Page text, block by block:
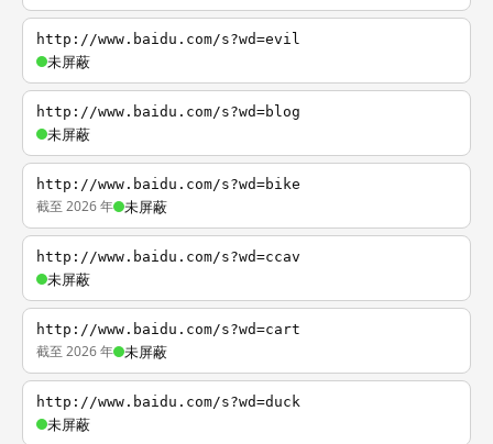
http://www.baidu.com/s?wd=evil
未屏蔽
http://www.baidu.com/s?wd=blog
未屏蔽
http://www.baidu.com/s?wd=bike
截至 2026 年 未屏蔽
http://www.baidu.com/s?wd=ccav
未屏蔽
http://www.baidu.com/s?wd=cart
截至 2026 年 未屏蔽
http://www.baidu.com/s?wd=duck
未屏蔽